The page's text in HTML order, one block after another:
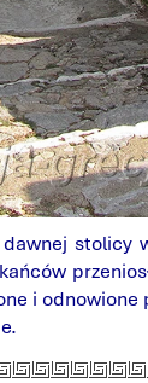
stolicy
i